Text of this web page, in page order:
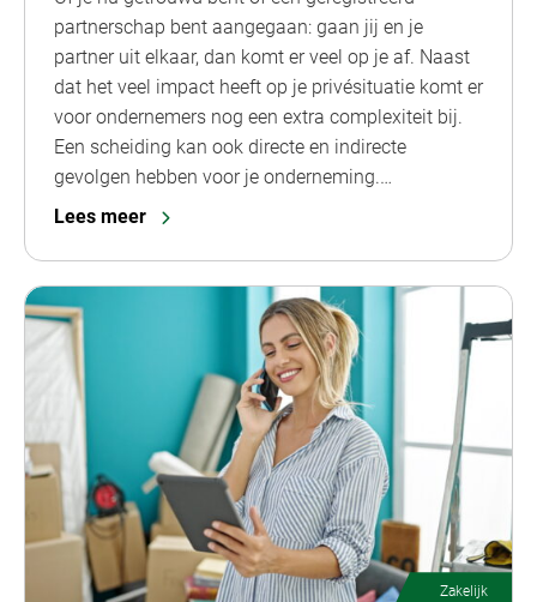
partnerschap bent aangegaan: gaan jij en je
partner uit elkaar, dan komt er veel op je af. Naast
dat het veel impact heeft op je privésituatie komt er
voor ondernemers nog een extra complexiteit bij.
Een scheiding kan ook directe en indirecte
gevolgen hebben voor je onderneming.…
Lees meer
Zakelijk